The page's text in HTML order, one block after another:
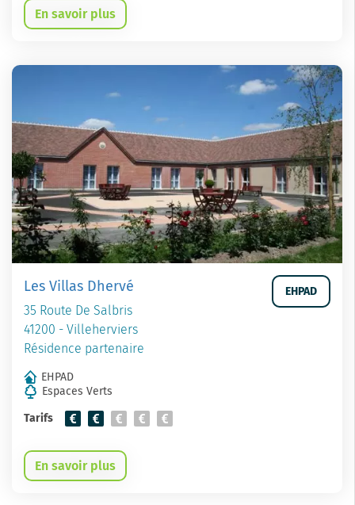
En savoir plus
Les Villas Dhervé
35 Route De Salbris
41200 - Villeherviers
Résidence partenaire
EHPAD
EHPAD
Espaces Verts
Tarifs
En savoir plus